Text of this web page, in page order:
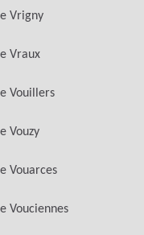
Vrigny
Vraux
Vouillers
Vouzy
Vouarces
Vouciennes